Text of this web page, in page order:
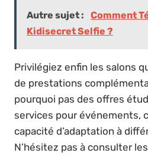
Autre sujet :
Comment
Kidisecret Selfie ?
Privilégiez enfin les salons
de prestations
pourquoi pas des offres
services pour événements,
capacité d’adaptation à
N’hésitez pas à consulter